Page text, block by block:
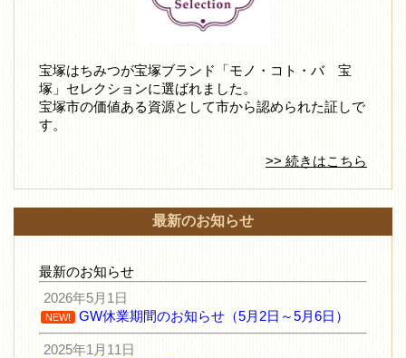
宝塚はちみつが宝塚ブランド「モノ・コト・バ 宝
塚」セレクションに選ばれました。
宝塚市の価値ある資源として市から認められた証しで
す。
>> 続きはこちら
最新のお知らせ
最新のお知らせ
2026年5月1日
NEW! GW休業期間のお知らせ（5月2日～5月6日）
2025年1月11日